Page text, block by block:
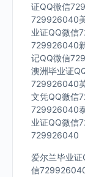
证QQ微信
729926040
业证QQ微信
729926040
记QQ微信
澳洲毕业证
729926040
文凭QQ微信
729926040
业证QQ微信
729926040
爱尔兰毕业
信